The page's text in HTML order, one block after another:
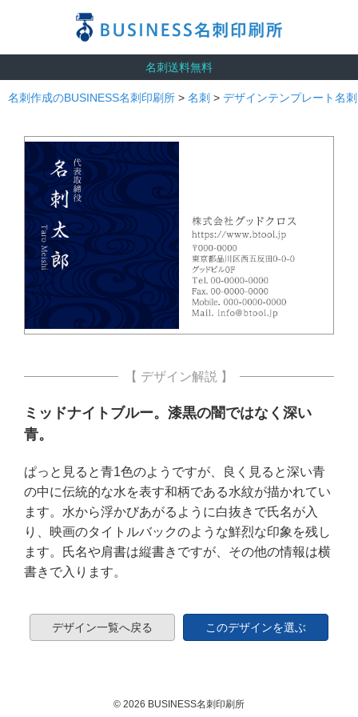
名刺送料無料
名刺作成のBUSINESS名刺印刷所 > 名刺 > デザインテンプレート名刺
【 デザイン解説 】
ミッドナイトブルー。漆黒の闇ではなく深い
青。
ぱっと見ると青1色のようですが、良く見ると深い青
の中に伝統的な水を表す和柄である水紋が描かれてい
ます。水から浮かびあがるように白抜きで氏名が入
り、映画のタイトルバックのような鮮烈な印象を残し
ます。氏名や肩書は縦書きですが、その他の情報は横
書きで入ります。
デザイン一覧へ戻る このデザインを選ぶ
© 2026 BUSINESS名刺印刷所